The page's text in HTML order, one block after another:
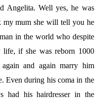
Angelita. Well yes, he was
my mum she will tell you he
in the world who despite
if she was reborn 1000
and again marry him
Even during his coma in the
had his hairdresser in the